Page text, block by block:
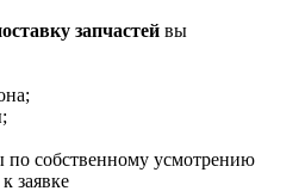
запчастей вы
по собственному усмотрению
заявке